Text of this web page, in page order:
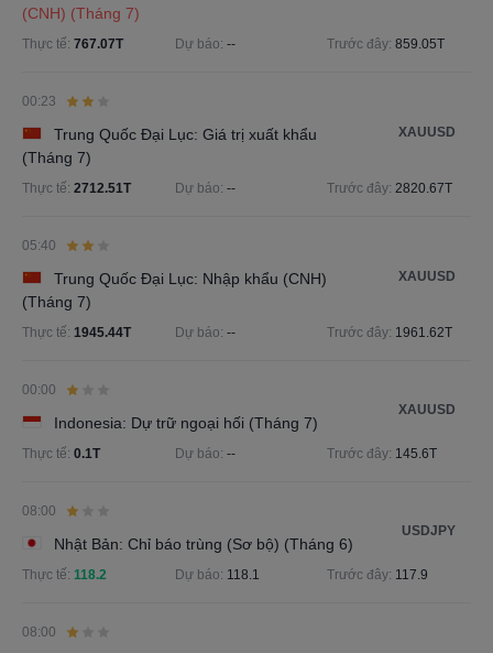
(CNH) (Tháng 7)
Thực tế: 767.07T Dự báo: -- Trước đây: 859.05T
00:23
Trung Quốc Đại Lục: Giá trị xuất khẩu
(Tháng 7)
XAUUSD
Thực tế: 2712.51T Dự báo: -- Trước đây: 2820.67T
05:40
Trung Quốc Đại Lục: Nhập khẩu (CNH)
(Tháng 7)
XAUUSD
Thực tế: 1945.44T Dự báo: -- Trước đây: 1961.62T
00:00
Indonesia: Dự trữ ngoại hối (Tháng 7)
XAUUSD
Thực tế: 0.1T Dự báo: -- Trước đây: 145.6T
08:00
Nhật Bản: Chỉ báo trùng (Sơ bộ) (Tháng 6)
USDJPY
Thực tế: 118.2 Dự báo: 118.1 Trước đây: 117.9
08:00